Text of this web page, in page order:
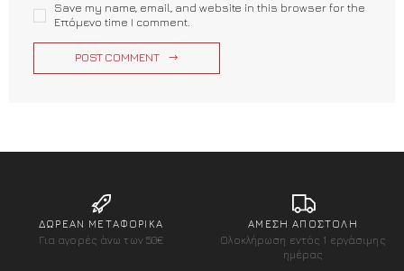
Save my name, email, and website in this browser for the
Επόμενο time I comment.
POST COMMENT
ΔΩΡΕΑΝ ΜΕΤΑΦΟΡΙΚΑ
Για αγορές άνω των 50€
ΑΜΕΣΗ ΑΠΟΣΤΟΛΗ
Ολοκλήρωση εντός 1 εργάσιμης
ημέρας